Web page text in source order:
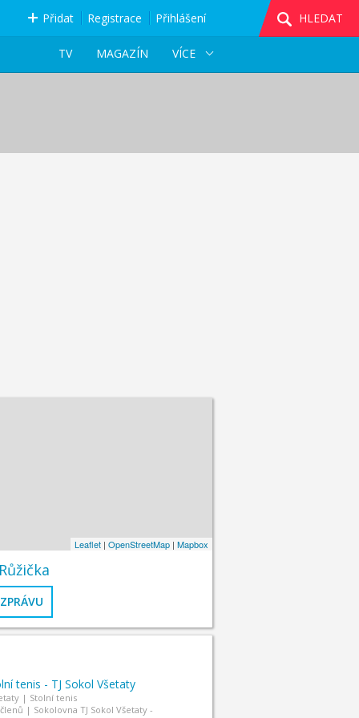
Přidat Registrace Přihlášení
HLEDAT
VÍCE
MAGAZÍN
TV
Leaflet| OpenStreetMap| Mapbox
tenis - TJ Sokol Všetaty
| Stolní tenis
| Sokolovna TJ Sokol Všetaty -